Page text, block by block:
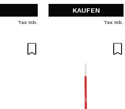
Tax Inb.
KAUFEN
Tax Inb.